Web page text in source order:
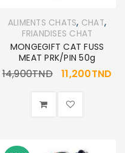
ALIMENTS CHATS, CHAT,
FRIANDISES CHAT
MONGEGIFT CAT FUSS
MEAT PRK/PIN 50g
14,900TND 11,200TND